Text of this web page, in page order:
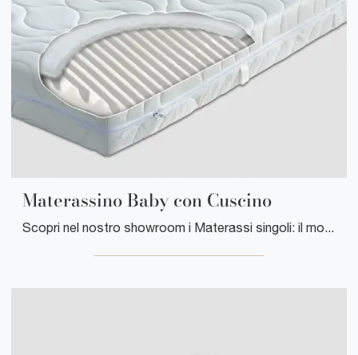
Materassino Baby con Cuscino
Scopri nel nostro showroom i Materassi singoli: il modello Materassino Baby con Cuscino kids ti attende per assicurarti il relax totale.